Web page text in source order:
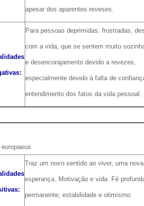
apesar dos aparentes reveses.
Para pessoas deprimidas, frustradas,
com a vida, que se sentem muito
e desencorajamento devido a revezes,
especialmente devido à falta de
entendimento dos fatos da vida pessoal.
Traz um novo sentido ao viver, uma
esperança. Motivação e vida. Fé
permanente; estabilidade e otimismo.